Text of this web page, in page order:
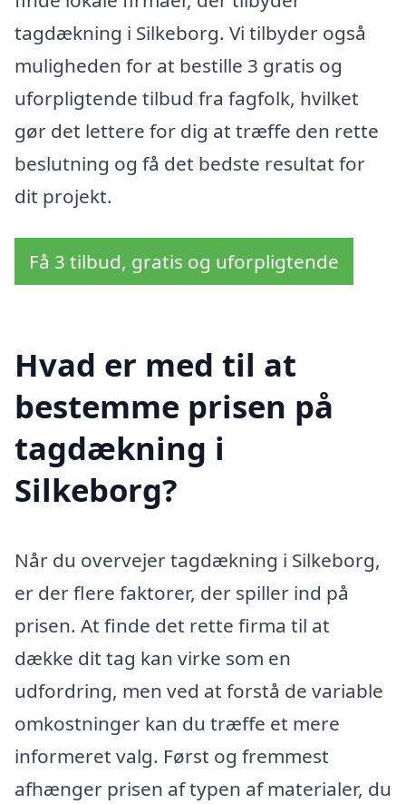
tagdækning i Silkeborg. Vi tilbyder også
muligheden for at bestille 3 gratis og
uforpligtende tilbud fra fagfolk, hvilket
gør det lettere for dig at træffe den rette
beslutning og få det bedste resultat for
dit projekt.
Få 3 tilbud, gratis og uforpligtende
Hvad er med til at
bestemme prisen på
tagdækning i
Silkeborg?
Når du overvejer tagdækning i Silkeborg,
er der flere faktorer, der spiller ind på
prisen. At finde det rette firma til at
dække dit tag kan virke som en
udfordring, men ved at forstå de variable
omkostninger kan du træffe et mere
informeret valg. Først og fremmest
afhænger prisen af typen af materialer, du